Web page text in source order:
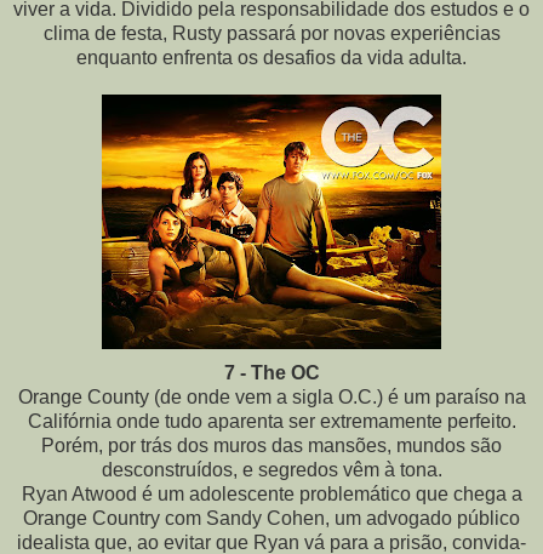
viver a vida. Dividido pela responsabilidade dos estudos e o
clima de festa, Rusty passará por novas experiências
enquanto enfrenta os desafios da vida adulta.
7 - The OC
Orange County (de onde vem a sigla O.C.) é um paraíso na
Califórnia onde tudo aparenta ser extremamente perfeito.
Porém, por trás dos muros das mansões, mundos são
desconstruídos, e segredos vêm à tona.
Ryan Atwood é um adolescente problemático que chega a
Orange Country com Sandy Cohen, um advogado público
idealista que, ao evitar que Ryan vá para a prisão, convida-